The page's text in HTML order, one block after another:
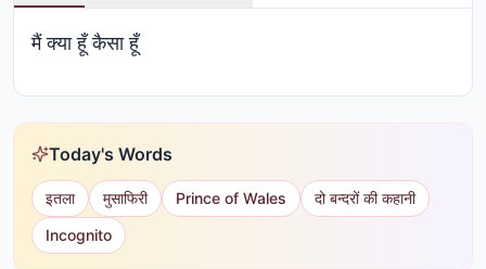
मैं क्या हूँ कैसा हूँ
Today's Words
इतला मुसाफिरी Prince of Wales
दो बन्दरों की कहानी
Incognito